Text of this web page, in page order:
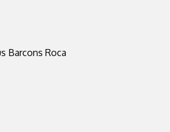
Barcons Roca